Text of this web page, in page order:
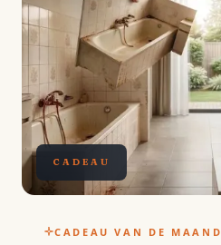
CADEAU
CADEAU VAN DE MAAND